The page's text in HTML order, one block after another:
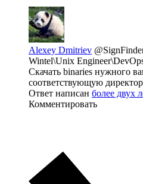
Alexey Dmitriev
Wintel\Unix
Скачать binaries нужного
соответствующую
Ответ написан более двух
Комментировать